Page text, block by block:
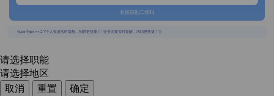
长按识别二维码
{{usertype=='2'?'个人投递实时提醒，招聘更快捷！':'企业回复实时提醒，求职更快捷！'}}
请选择职能
请选择地区
取消
重置
确定